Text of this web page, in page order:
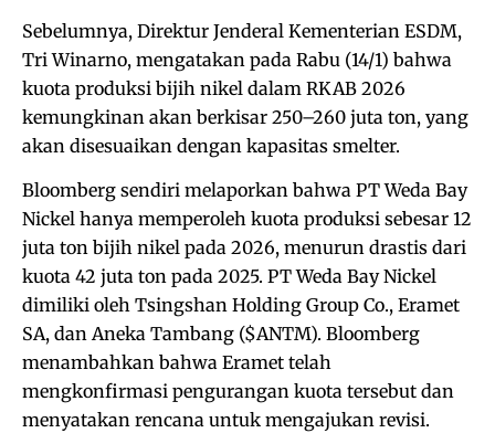
Sebelumnya, Direktur Jenderal Kementerian ESDM,
Tri Winarno, mengatakan pada Rabu (14/1) bahwa
kuota produksi bijih nikel dalam RKAB 2026
kemungkinan akan berkisar 250–260 juta ton, yang
akan disesuaikan dengan kapasitas smelter.
Bloomberg sendiri melaporkan bahwa PT Weda Bay
Nickel hanya memperoleh kuota produksi sebesar 12
juta ton bijih nikel pada 2026, menurun drastis dari
kuota 42 juta ton pada 2025. PT Weda Bay Nickel
dimiliki oleh Tsingshan Holding Group Co., Eramet
SA, dan Aneka Tambang ($ANTM). Bloomberg
menambahkan bahwa Eramet telah
mengkonfirmasi pengurangan kuota tersebut dan
menyatakan rencana untuk mengajukan revisi.